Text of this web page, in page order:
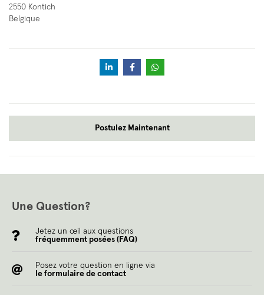
2550 Kontich
Belgique
Postulez Maintenant
Une Question?
Jetez un œil aux questions
fréquemment posées (FAQ)
Posez votre question en ligne via
le formulaire de contact